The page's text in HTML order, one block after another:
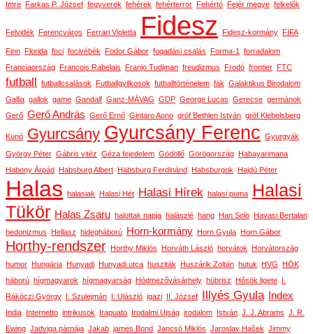
Imre Farkas P. József fegyverek fehérek fehérterror Fehértó Fejér megye felkelők
Felvidék Ferencváros Ferrari Violetta Fidesz Fidesz-kormány FIFA
Finn Florida foci focivébék Fodor Gábor fogadási csalás Forma-1
forradalom
Franciaország
Francois Rabelais Franjo Tudjman freudizmus Frodó frontier FTC
futball futballcsalások Futballgyilkosok futballtörténelem fák Galaktikus Birodalom
Gallia gallok game Gandalf Ganz-MÁVAG GDP George Lucas Gerecse germánok
Gerő Gerő András Gerő Ernő Gintaro Aono gróf Bethlen István gróf Klebelsberg
Kunó Gyurcsány Gyurcsány Ferenc Gyurgyák
György Péter Gábris vitéz Géza fejedelem Gödöllő Görögország
Habayarimana
Habony Árpád
Habsburg Albert Habsburg Ferdinánd Habsburgok Hajdú Péter
Halas halasiak Halasi Hét Halasi Hírek halasi puma
Halasi
Tükör Halas Zsaru halottak napja halászlé hang Han Solo
Havasi Bertalan
hedonizmus
Hellasz hidegháború Horn-kormány Horn Gyula Horn Gábor
Horthy-rendszer Horthy Miklós Horváth László horvátok
Horvátország
humor
Hungária Hunyadi Hunyadi utca husziták Huszárik Zoltán hutuk HVG
HÖK
háború hígmagyarok hígmagyarság Hódmezővásárhely hübrisz Hősök ligete
Rákóczi György
I. Szulejmán I. Ulászló igazi II. József Illyés Gyula Index
India Internetto intrikusok Irapuato Irodalmi Ujság irodalom István J. J. Abrams J. R.
Ewing Jadviga párnája Jakab james Bond Jancsó Miklós Jaroslav Hašek Jimmy